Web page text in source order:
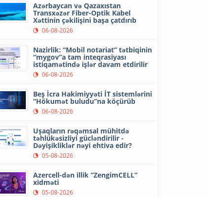
Azərbaycan və Qazaxıstan
Transxəzər Fiber-Optik Kabel
Xəttinin çəkilişini başa çatdırıb
06-08-2026
Nazirlik: “Mobil notariat” tətbiqinin
“mygov”a tam inteqrasiyası
istiqamətində işlər davam etdirilir
06-08-2026
Beş İcra Hakimiyyəti İT sistemlərini
“Hökumət buludu”na köçürüb
06-08-2026
Uşaqların rəqəmsal mühitdə
təhlükəsizliyi gücləndirilir -
Dəyişikliklər nəyi ehtiva edir?
05-08-2026
Azercell-dən illik “ZengimCELL”
xidməti
05-08-2026